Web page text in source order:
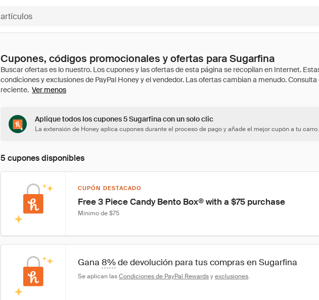
Cupones, códigos promocionales y ofertas para Sugarfina
Ver menos
Aplique todos los cupones 5 Sugarfina con un solo clic
La extensión de Honey aplica cupones durante el proceso de pago y añade el mejor cupón a tu carro.
5 cupones disponibles
CUPÓN DESTACADO
Free 3 Piece Candy Bento Box® with a $75 purchase
Mínimo de $75
Gana 8% de devolución para tus compras en Sugarfina
Se aplican las Condiciones de PayPal Rewards y exclusiones.